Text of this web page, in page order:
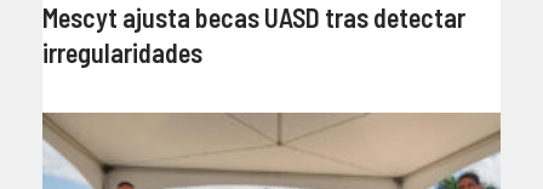
Mescyt ajusta becas UASD tras detectar
irregularidades